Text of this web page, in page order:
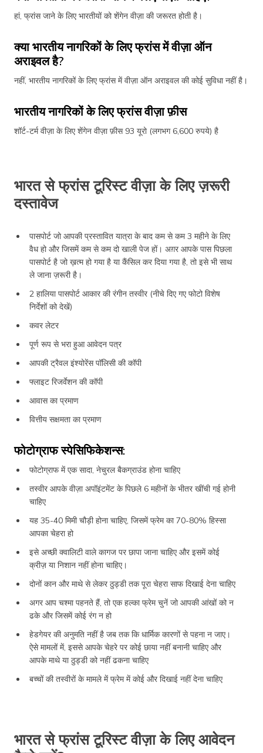
हां, फ्रांस जाने के लिए भारतीयों को शेंगेन वीज़ा की जरूरत होती है।
क्या भारतीय नागरिकों के लिए फ्रांस में वीज़ा ऑन
अराइवल है?
नहीं, भारतीय नागरिकों के लिए फ्रांस में वीज़ा ऑन अराइवल की कोई सुविधा नहीं है।
भारतीय नागरिकों के लिए फ्रांस वीज़ा फ़ीस
शॉर्ट-टर्म वीज़ा के लिए शेंगेन वीज़ा फ़ीस 93 यूरो (लगभग 6,600 रुपये) है
भारत से फ्रांस टूरिस्ट वीज़ा के लिए ज़रूरी
दस्तावेज
पासपोर्ट जो आपकी प्रस्तावित यात्रा के बाद कम से कम 3 महीने के लिए
वैध हो और जिसमें कम से कम दो खाली पेज हों। अग़र आपके पास पिछला
पासपोर्ट है जो ख़त्म हो गया है या कैंसिल कर दिया गया है, तो इसे भी साथ
ले जाना ज़रूरी है।
2 हालिया पासपोर्ट आकार की रंगीन तस्वीर (नीचे दिए गए फोटो विशेष
निर्देशों को देखें)
कवर लेटर
पूर्ण रूप से भरा हुआ आवेदन पत्र
आपकी ट्रैवल इंश्योरेंस पॉलिसी की कॉपी
फ्लाइट रिजर्वेशन की कॉपी
आवास का प्रमाण
वित्तीय सक्षमता का प्रमाण
फोटोग्राफ स्पेसिफिकेशन्स:
फोटोग्राफ में एक सादा, नेचुरल बैकग्राउंड होना चाहिए
तस्वीर आपके वीज़ा अपॉइंटमेंट के पिछले 6 महीनों के भीतर खींची गई होनी
चाहिए
यह 35-40 मिमी चौड़ी होना चाहिए, जिसमें फ्रेम का 70-80% हिस्सा
आपका चेहरा हो
इसे अच्छी क्वालिटी वाले कागज पर छापा जाना चाहिए और इसमें कोई
क्रीज़ या निशान नहीं होना चाहिए।
दोनों कान और माथे से लेकर ठुड्डी तक पूरा चेहरा साफ दिखाई देना चाहिए
अगर आप चश्मा पहनते हैं, तो एक हल्का फ्रेम चुनें जो आपकी आंखों को न
ढके और जिसमें कोई रंग न हो
हेडगेयर की अनुमति नहीं है जब तक कि धार्मिक कारणों से पहना न जाए।
ऐसे मामलों में, इससे आपके चेहरे पर कोई छाया नहीं बनानी चाहिए और
आपके माथे या ठुड्डी को नहीं ढकना चाहिए
बच्चों की तस्वीरों के मामले में फ्रेम में कोई और दिखाई नहीं देना चाहिए
भारत से फ्रांस टूरिस्ट वीज़ा के लिए आवेदन